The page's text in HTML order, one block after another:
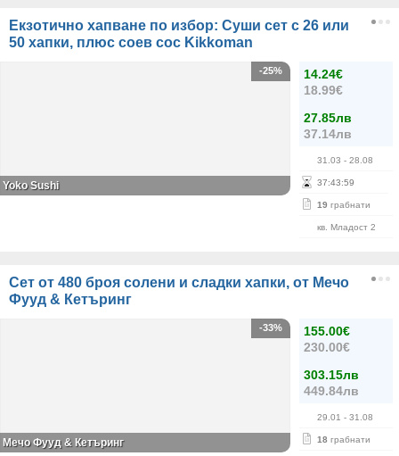
Екзотично хапване по избор: Суши сет с 26 или
50 хапки, плюс соев сос Kikkoman
14.24€
18.99€
27.85лв
37.14лв
31.03 - 28.08
37:43:58
19 грабнати
кв. Младост 2
-25%
Yoko Sushi
Сет от 480 броя солени и сладки хапки, от Мечо
Фууд & Кетъринг
155.00€
230.00€
303.15лв
449.84лв
29.01 - 31.08
18 грабнати
-33%
Мечо Фууд & Кетъринг